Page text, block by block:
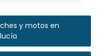
y motos en